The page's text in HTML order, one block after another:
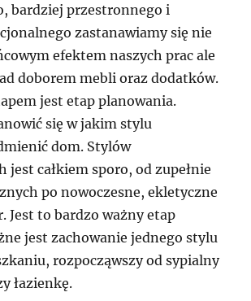
bardziej przestronnego i
zastanawiamy się nie
efektem naszych prac ale
doborem mebli oraz dodatków.
jest etap planowania.
się w jakim stylu
dom. Stylów
jest całkiem sporo, od zupełnie
po nowoczesne, ekletyczne
Jest to bardzo ważny etap
jest zachowanie jednego stylu
rozpocząwszy od sypialny
łazienkę.